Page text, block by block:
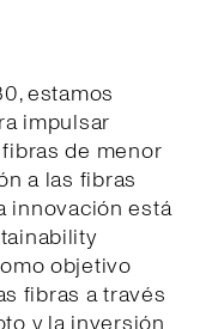
estamos
impulsar
de menor
a las fibras
innovación está
objetivo
fibras a través